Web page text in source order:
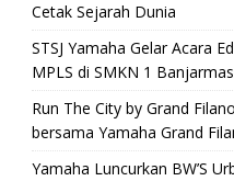
Cetak Sejarah Dunia
STSJ Yamaha Gelar Acara
MPLS di SMKN 1
Run The City by Grand
bersama Yamaha Grand
Yamaha Luncurkan BW’S